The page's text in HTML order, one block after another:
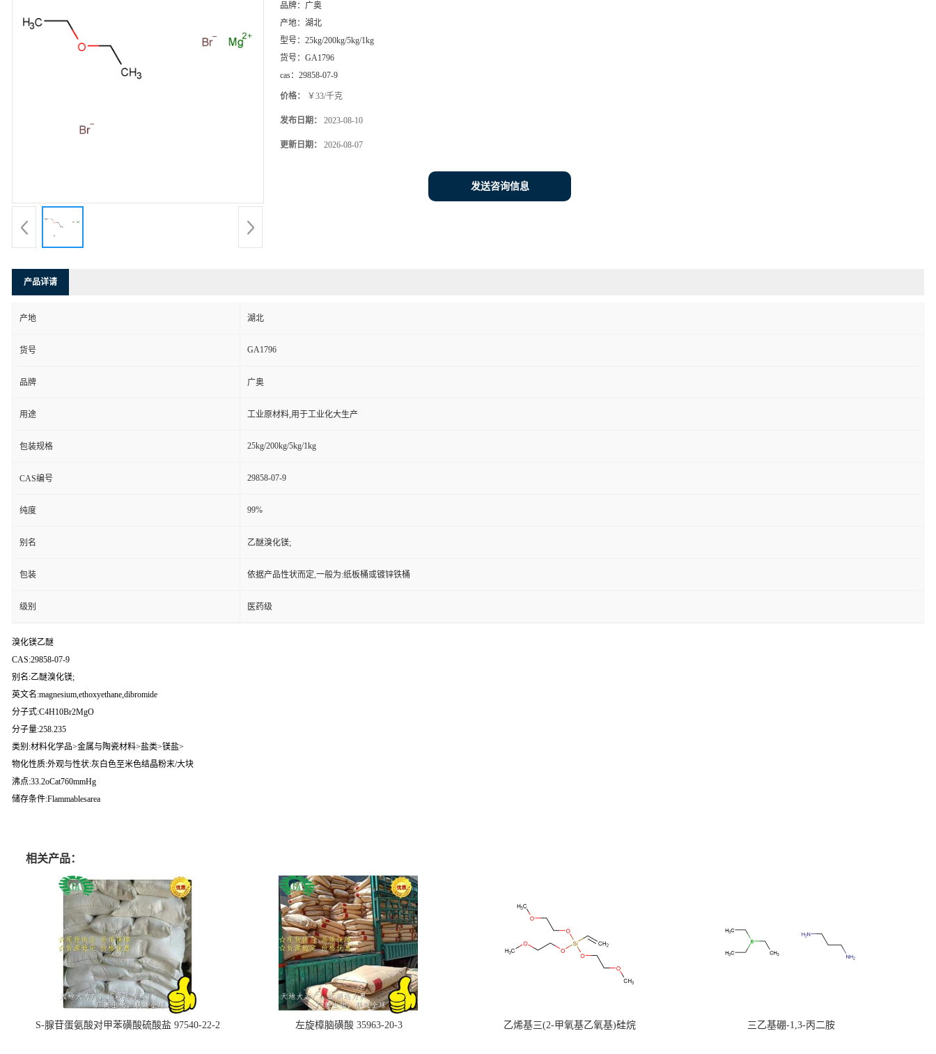
品牌： 广奥
产地： 湖北
型号： 25kg/200kg/5kg/1kg
货号： GA1796
cas： 29858-07-9
价格： ￥33/千克
发布日期： 2023-08-10
更新日期： 2026-08-07
发送咨询信息
产品详请
产地 湖北
货号 GA1796
品牌 广奥
用途 工业原材料,用于工业化大生产
包装规格 25kg/200kg/5kg/1kg
CAS编号 29858-07-9
纯度 99%
别名 乙醚溴化镁;
包装 依据产品性状而定,一般为:纸板桶或镀锌铁桶
级别 医药级
溴化镁乙醚
CAS:29858-07-9
别名:乙醚溴化镁;
英文名:magnesium,ethoxyethane,dibromide
分子式:C4H10Br2MgO
分子量:258.235
类别:材料化学品>金属与陶瓷材料>盐类>镁盐>
物化性质:外观与性状:灰白色至米色结晶粉末/大块
沸点:33.2oCat760mmHg
储存条件:Flammablesarea
相关产品：
S-腺苷蛋氨酸对甲苯磺酸硫酸盐 97540-22-2 左旋樟脑磺酸 35963-20-3 乙烯基三(2-甲氧基乙氧基)硅烷 三乙基硼-1,3-丙二胺